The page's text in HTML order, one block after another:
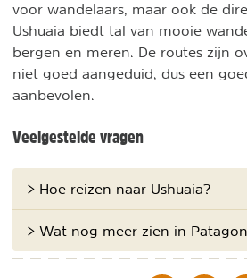
voor wandelaars, maar ook de
Ushuaia biedt tal van mooie
bergen en meren. De routes zijn
niet goed aangeduid, dus een
aanbevolen.
Veelgestelde vragen
> Hoe reizen naar Ushuaia?
> Wat nog meer zien in